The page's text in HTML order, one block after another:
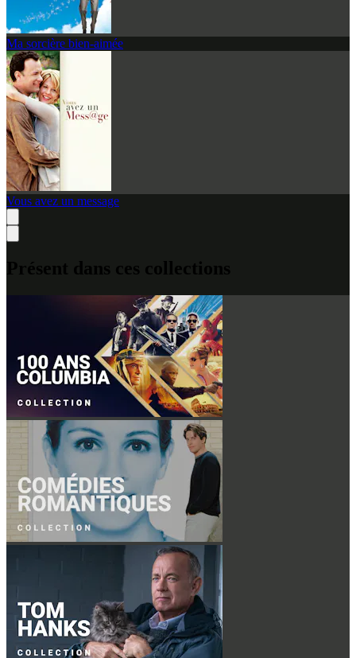
Ma sorcière bien-aimée
Vous avez un message
Présent dans ces collections